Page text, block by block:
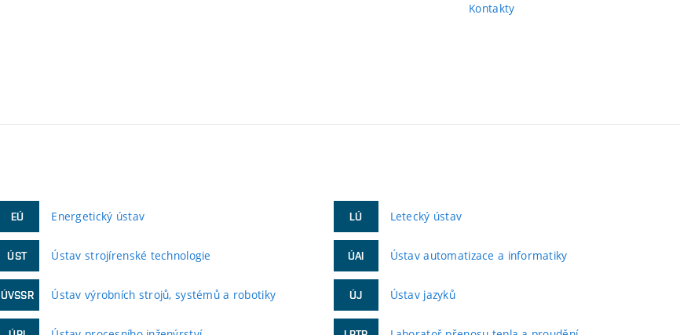
Kontakty
EÚ Energetický ústav
ÚST Ústav strojírenské technologie
ÚVSSR Ústav výrobních strojů, systémů a robotiky
LÚ Letecký ústav
ÚAI Ústav automatizace a informatiky
ÚJ Ústav jazyků